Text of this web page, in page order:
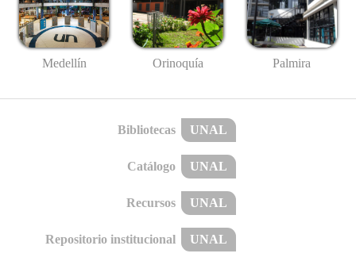
Medellín Orinoquía Palmira
Bibliotecas UNAL
Catálogo UNAL
Recursos UNAL
Repositorio institucional UNAL